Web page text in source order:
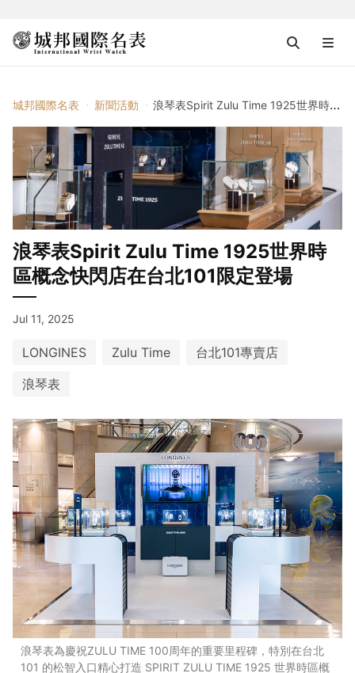
城邦國際名表 新聞活動 浪琴表Spirit Zulu Time 1925世界時區概念快閃店在台北101限定登場
浪琴表Spirit Zulu Time 1925世界時
區概念快閃店在台北101限定登場
Jul 11, 2025
LONGINES Zulu Time
台北101專賣店
浪琴表
浪琴表為慶祝ZULU TIME 100周年的重要里程碑，特別在台北
101 的松智入口精心打造 SPIRIT ZULU TIME 1925 世界時區概